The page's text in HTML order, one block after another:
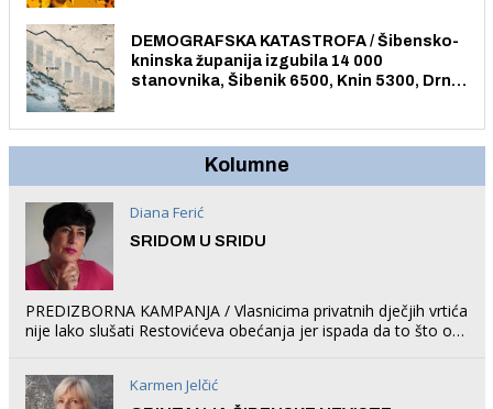
DEMOGRAFSKA KATASTROFA / Šibensko-
kninska županija izgubila 14 000
stanovnika, Šibenik 6500, Knin 5300, Drniš
Kolumne
Diana Ferić
SRIDOM U SRIDU
PREDIZBORNA KAMPANJA / Vlasnicima privatnih dječjih vrtića
nije lako slušati Restovićeva obećanja jer ispada da to što oni
Karmen Jelčić